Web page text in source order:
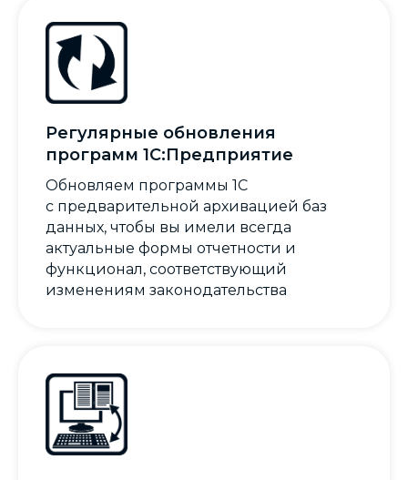
Регулярные обновления
программ 1С:Предприятие
Обновляем программы 1С
с предварительной архивацией баз
данных, чтобы вы имели всегда
актуальные формы отчетности и
функционал, соответствующий
изменениям законодательства